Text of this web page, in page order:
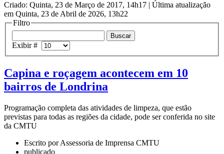
Criado: Quinta, 23 de Março de 2017, 14h17 | Última atualização
em Quinta, 23 de Abril de 2026, 13h22
Filtro
Exibir #
Capina e roçagem acontecem em 10
bairros de Londrina
Programação completa das atividades de limpeza, que estão
previstas para todas as regiões da cidade, pode ser conferida no site
da CMTU
Escrito por Assessoria de Imprensa CMTU
publicado